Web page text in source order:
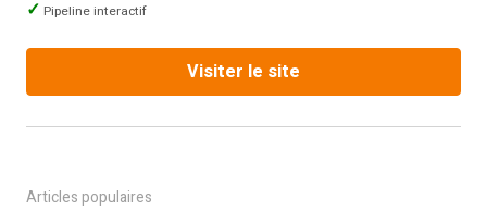
Pipeline interactif
Visiter le site
Articles populaires